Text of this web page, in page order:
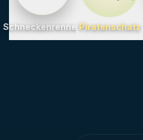
SchneckenrennenPiratenschatz